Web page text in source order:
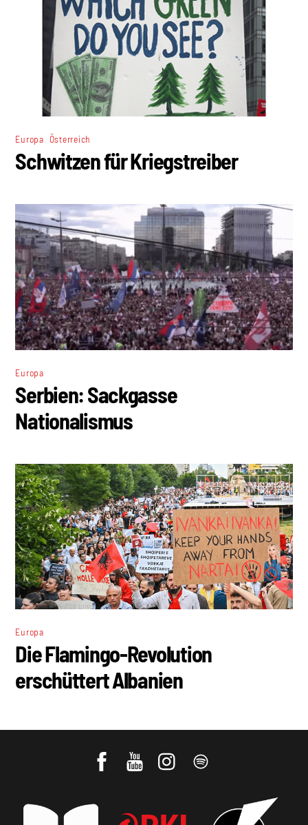
Europa Österreich
Schwitzen für Kriegstreiber
Europa
Serbien: Sackgasse
Nationalismus
Europa
Die Flamingo-Revolution
erschüttert Albanien